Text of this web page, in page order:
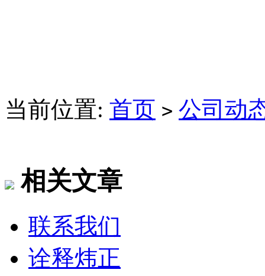
当前位置: 首页 > 公司动
相关文章
联系我们
诠释炜正